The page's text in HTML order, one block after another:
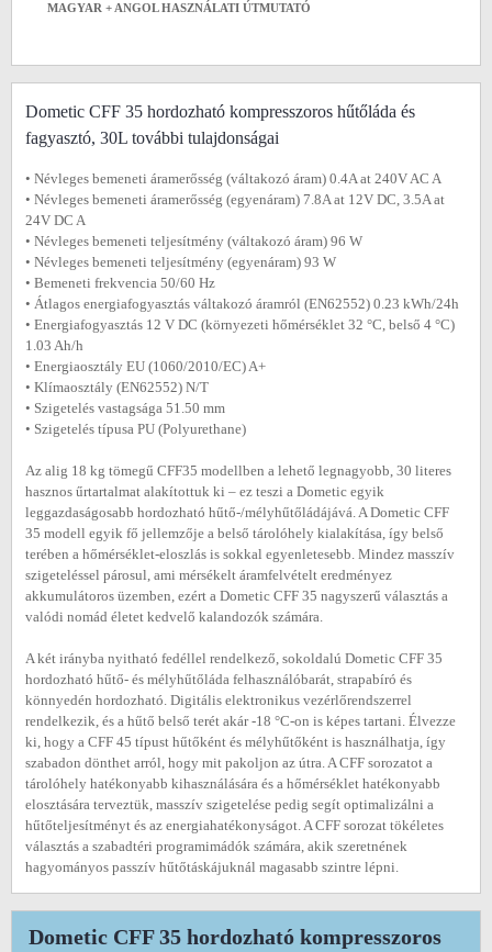
MAGYAR + ANGOL HASZNÁLATI ÚTMUTATÓ
Dometic CFF 35 hordozható kompresszoros hűtőláda és
fagyasztó, 30L további tulajdonságai
• Névleges bemeneti áramerősség (váltakozó áram) 0.4A at 240V AC A
• Névleges bemeneti áramerősség (egyenáram) 7.8A at 12V DC, 3.5A at
24V DC A
• Névleges bemeneti teljesítmény (váltakozó áram) 96 W
• Névleges bemeneti teljesítmény (egyenáram) 93 W
• Bemeneti frekvencia 50/60 Hz
• Átlagos energiafogyasztás váltakozó áramról (EN62552) 0.23 kWh/24h
• Energiafogyasztás 12 V DC (környezeti hőmérséklet 32 °C, belső 4 °C)
1.03 Ah/h
• Energiaosztály EU (1060/2010/EC) A+
• Klímaosztály (EN62552) N/T
• Szigetelés vastagsága 51.50 mm
• Szigetelés típusa PU (Polyurethane)
Az alig 18 kg tömegű CFF35 modellben a lehető legnagyobb, 30 literes
hasznos űrtartalmat alakítottuk ki – ez teszi a Dometic egyik
leggazdaságosabb hordozható hűtő-/mélyhűtőládájává. A Dometic CFF
35 modell egyik fő jellemzője a belső tárolóhely kialakítása, így belső
terében a hőmérséklet-eloszlás is sokkal egyenletesebb. Mindez masszív
szigeteléssel párosul, ami mérsékelt áramfelvételt eredményez
akkumulátoros üzemben, ezért a Dometic CFF 35 nagyszerű választás a
valódi nomád életet kedvelő kalandozók számára.
A két irányba nyitható fedéllel rendelkező, sokoldalú Dometic CFF 35
hordozható hűtő- és mélyhűtőláda felhasználóbarát, strapabíró és
könnyedén hordozható. Digitális elektronikus vezérlőrendszerrel
rendelkezik, és a hűtő belső terét akár -18 °C-on is képes tartani. Élvezze
ki, hogy a CFF 45 típust hűtőként és mélyhűtőként is használhatja, így
szabadon dönthet arról, hogy mit pakoljon az útra. A CFF sorozatot a
tárolóhely hatékonyabb kihasználására és a hőmérséklet hatékonyabb
elosztására terveztük, masszív szigetelése pedig segít optimalizálni a
hűtőteljesítményt és az energiahatékonyságot. A CFF sorozat tökéletes
választás a szabadtéri programimádók számára, akik szeretnének
hagyományos passzív hűtőtáskájuknál magasabb szintre lépni.
Dometic CFF 35 hordozható kompresszoros